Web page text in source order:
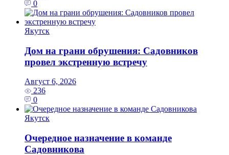
0
Якутск
Дом на грани обрушения: Садовников
провел экстренную встречу
Август 6, 2026
236
0
Якутск
Очередное назначение в команде
Садовникова